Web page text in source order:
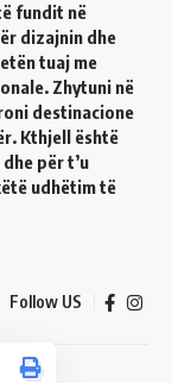
fundit në
dizajnin dhe
tuaj me
Zhytuni në
destinacione
Kthjell është
për t’u
udhëtim të
Follow US